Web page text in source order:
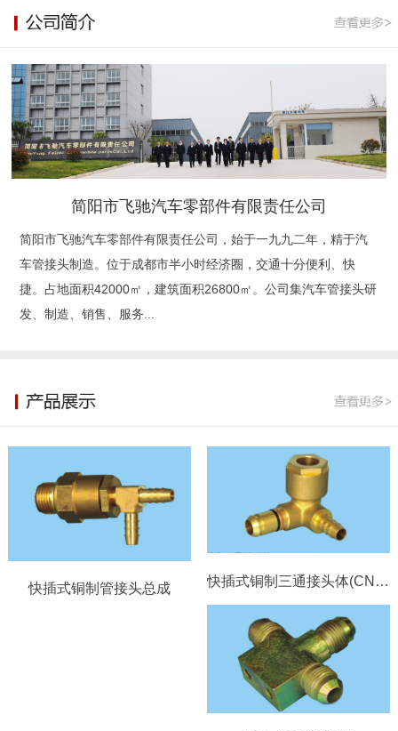
简阳市飞驰汽车零部件有限责任公司
简阳市飞驰汽车零部件有限责任公司，始于一九九二年，精于汽
车管接头制造。位于成都市半小时经济圈，交通十分便利、快
捷。占地面积42000㎡，建筑面积26800㎡。公司集汽车管接头研
发、制造、销售、服务...
快插式铜制管接头总成 快插式铜制三通接头体(CN8-ϕ6）